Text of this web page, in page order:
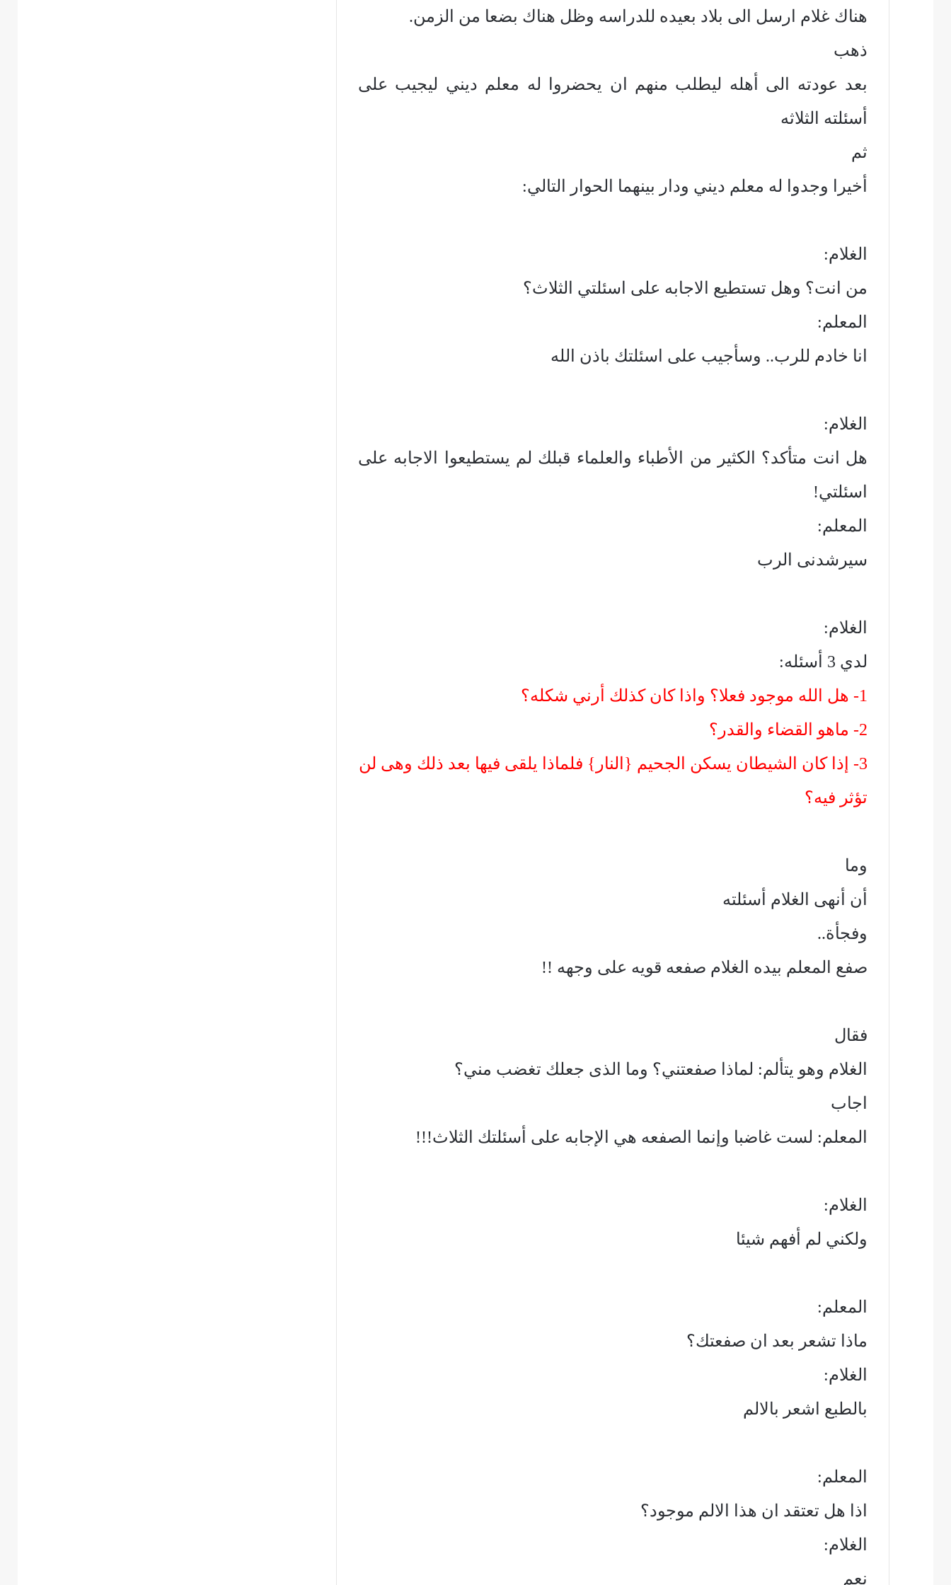
هناك غلام ارسل الى بلاد بعيده للدراسه وظل هناك بضعا من الزمن.
ذهب
بعد عودته الى أهله ليطلب منهم ان يحضروا له معلم ديني ليجيب على
أسئلته الثلاثه
ثم
أخيرا وجدوا له معلم ديني ودار بينهما الحوار التالي:
الغلام:
من انت؟ وهل تستطيع الاجابه على اسئلتي الثلاث؟
المعلم:
انا خادم للرب.. وسأجيب على اسئلتك باذن الله
الغلام:
هل انت متأكد؟ الكثير من الأطباء والعلماء قبلك لم يستطيعوا الاجابه على
اسئلتي!
المعلم:
سيرشدنى الرب
الغلام:
لدي 3 أسئله:
1- هل الله موجود فعلا؟ واذا كان كذلك أرني شكله؟
2- ماهو القضاء والقدر؟
3- إذا كان الشيطان يسكن الجحيم {النار} فلماذا يلقى فيها بعد ذلك وهى لن
تؤثر فيه؟
وما
أن أنهى الغلام أسئلته
وفجأة..
صفع المعلم بيده الغلام صفعه قويه على وجهه !!
فقال
الغلام وهو يتألم: لماذا صفعتني؟ وما الذى جعلك تغضب مني؟
اجاب
المعلم: لست غاضبا وإنما الصفعه هي الإجابه على أسئلتك الثلاث!!!
الغلام:
ولكني لم أفهم شيئا
المعلم:
ماذا تشعر بعد ان صفعتك؟
الغلام:
بالطبع اشعر بالالم
المعلم:
اذا هل تعتقد ان هذا الالم موجود؟
الغلام:
نعم